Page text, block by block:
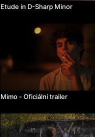
Etude in D-Sharp Minor
Mimo - Oficiální trailer